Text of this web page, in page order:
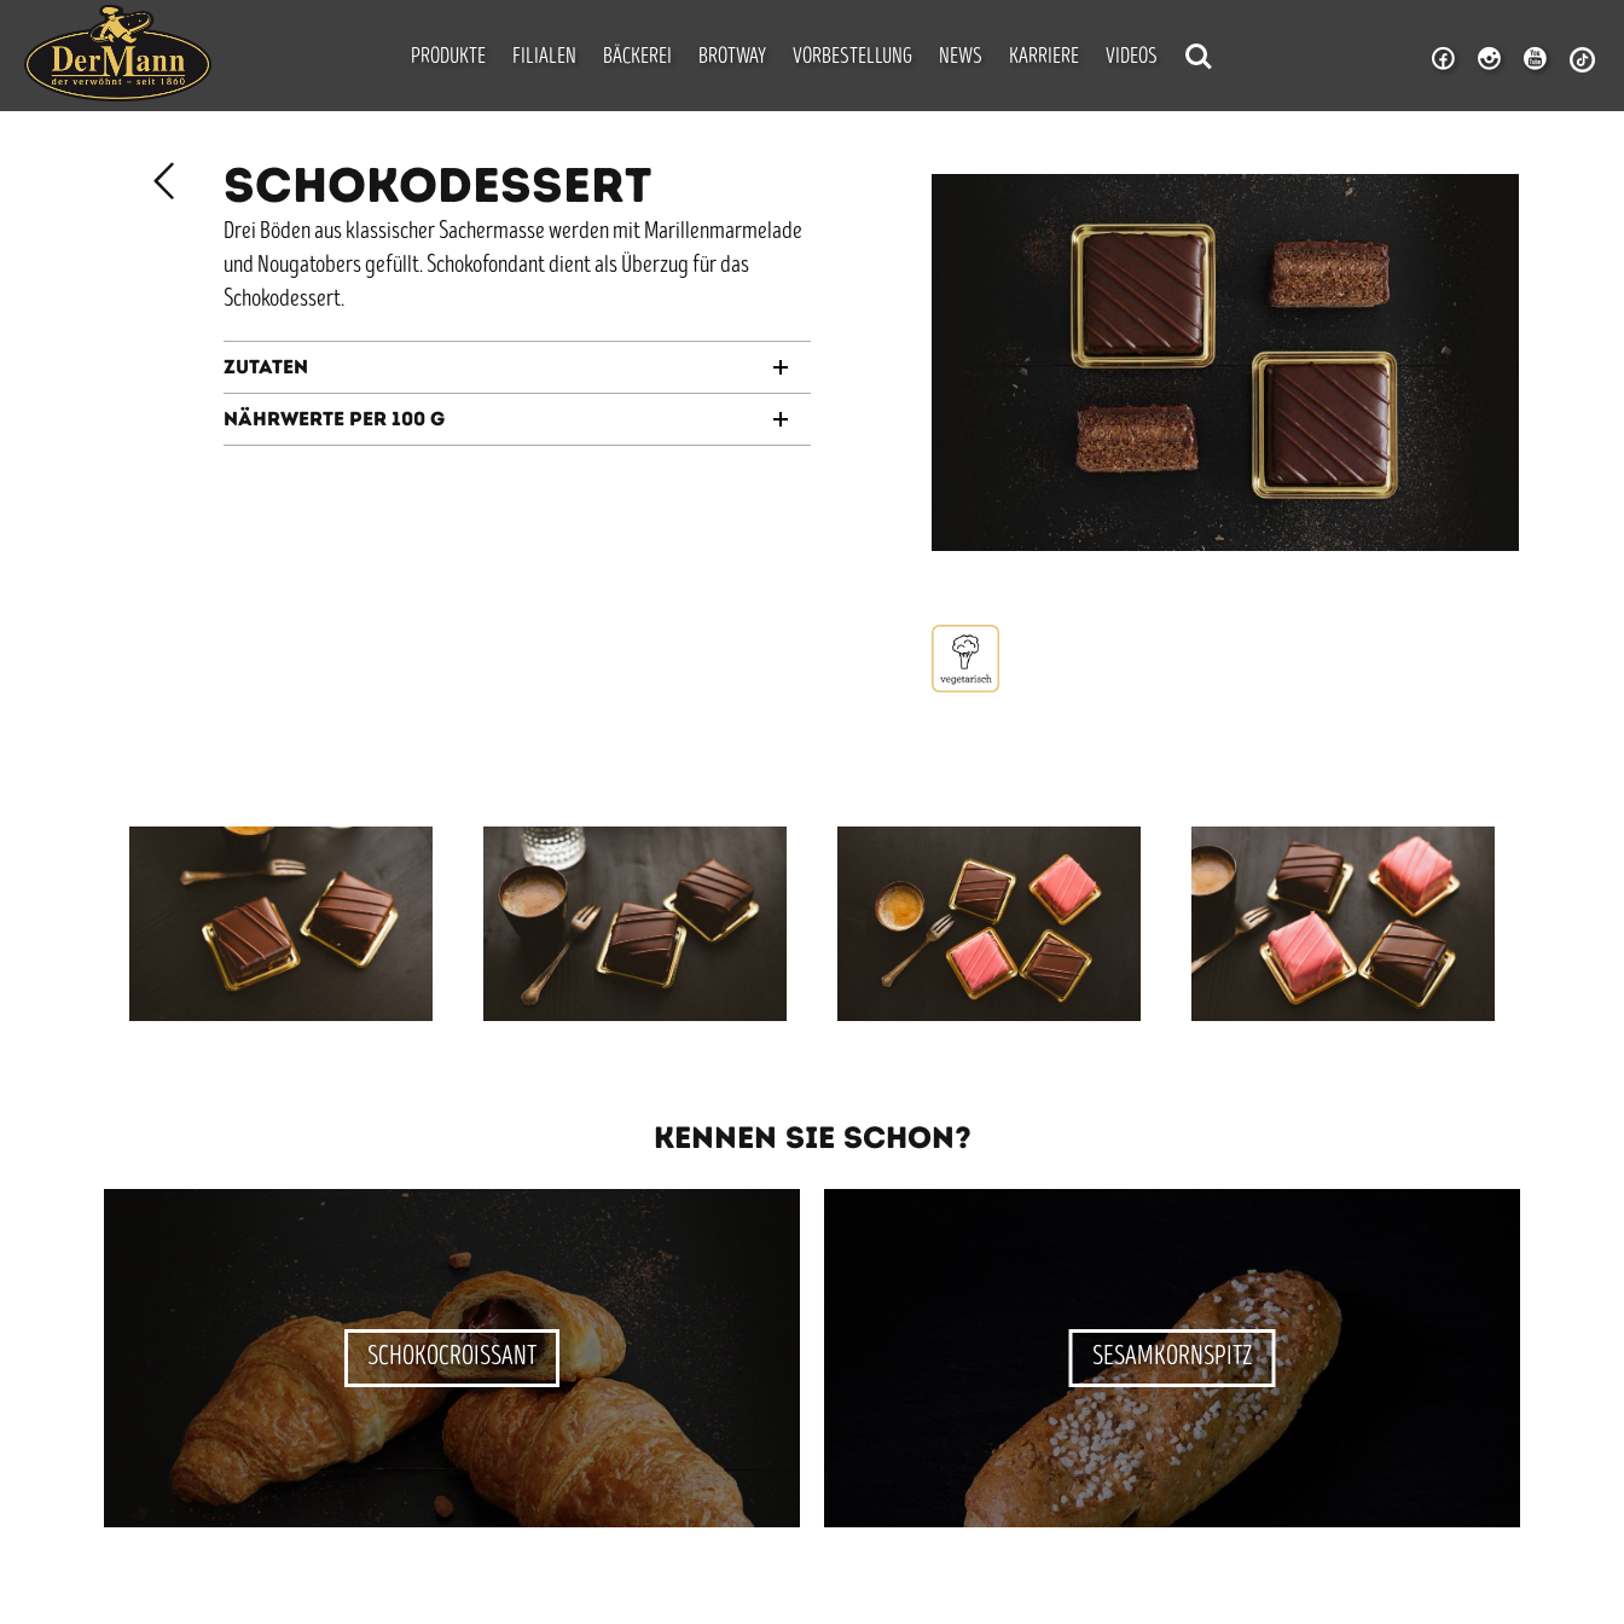
PRODUKTE FILIALEN BÄCKEREI BROTWAY VORBESTELLUNG NEWS KARRIERE VIDEOS
SCHOKODESSERT
Drei Böden aus klassischer Sachermasse werden mit Marillenmarmelade
und Nougatobers gefüllt. Schokofondant dient als Überzug für das
Schokodessert.
Zutaten
Nährwerte per 100 g
KENNEN SIE SCHON?
SCHOKOCROISSANT SESAMKORNSPITZ